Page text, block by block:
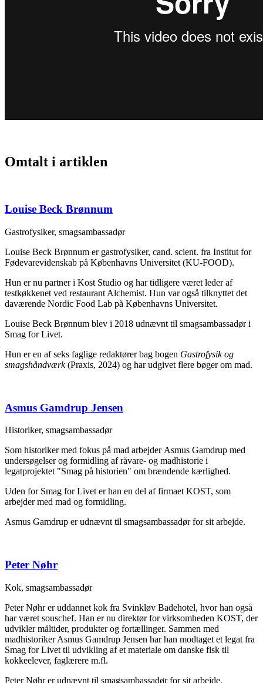
Omtalt i artiklen
Louise Beck Brønnum
Gastrofysiker, smagsambassadør
Louise Beck Brønnum er gastrofysiker, cand. scient. fra Institut for
Fødevarevidenskab på Københavns Universitet (KU-FOOD).
Hun er nu partner i Kost Studio og har tidligere været leder af
testkøkkenet ved restaurant Alchemist. Hun var også tilknyttet det
daværende Nordic Food Lab på Københavns Universitet.
Louise Beck Brønnum blev i 2018 udnævnt til smagsambassadør i
Smag for Livet.
Hun er en af seks faglige redaktører bag bogen Gastrofysik og
smagshåndværk(Praxis, 2024) og har udgivet flere bøger om mad.
Asmus Gamdrup Jensen
Historiker, smagsambassadør
Som historiker med fokus på mad arbejder Asmus Gamdrup med
undersøgelser og formidling af råvare- og madhistorie i
legatprojektet "Smag på historien" om brændende kærlighed.
Uden for Smag for Livet er han en del af firmaet KOST, som
arbejder med mad og formidling.
Asmus Gamdrup er udnævnt til smagsambassadør for sit arbejde.
Peter Nøhr
Kok, smagsambassadør
Peter Nøhr er uddannet kok fra Svinkløv Badehotel, hvor han også
har været souschef. Han er nu direktør for virksomheden KOST, der
udvikler måltider, produkter og fortællinger. Sammen med
madhistoriker Asmus Gamdrup Jensen har han modtaget et legat fra
Smag for Livet til udvikling af et materiale om danske fisk til
kokkeelever, faglærere m.fl.
Peter Nøhr er udnævnt til smagsambassadør for sit arbejde.